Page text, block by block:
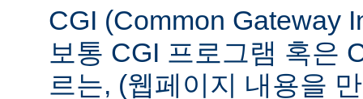
CGI (Common Gateway
보통 CGI 프로그램 혹은
르는, (웹페이지 내용을